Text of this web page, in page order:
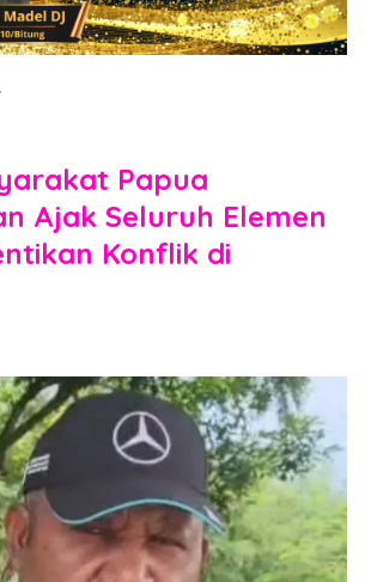
Papua
Ajak Seluruh Elemen
Konflik di